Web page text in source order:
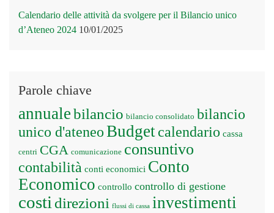
Calendario delle attività da svolgere per il Bilancio unico
d’Ateneo 2024 10/01/2025
Parole chiave
annualebilancio bilancio consolidato bilancio
unico d'ateneoBudgetcalendario cassa
centri CGA comunicazione consuntivo
contabilità conti economici Conto
Economico controllo controllo di gestione
costi direzioni flussi di cassa investimenti